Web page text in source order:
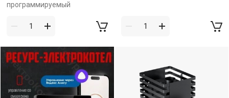
программируемый